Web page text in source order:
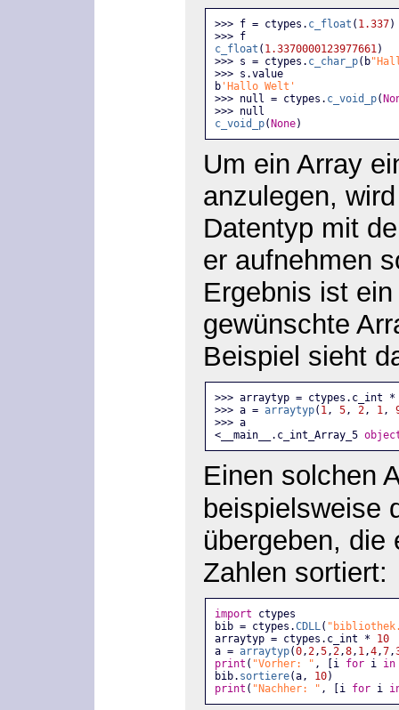
>>> f = ctypes. c_float ( 1.337
>>> f
c_float ( 1.3370000123977661)
>>> s = ctypes. c_char_p(b
>>> s.value
b 'Hallo Welt'
>>> null = ctypes. c_void_p(
>>> null
c_void_p( None)
Um ein Array
anzulegen,
Datentyp mit
er aufnehmen
Ergebnis ist
gewünschte
Beispiel sieht
>>> arraytyp = ctypes.c_int
>>> a = arraytyp( 1, 5, 2, 1,
>>> a
<__main__.c_int_Array_5
Einen solchen
beispielsweise
übergeben, die
Zahlen sortiert:
import ctypes
bib = ctypes.CDLL(
arraytyp = ctypes.c_int * 10
a = arraytyp(0,2,5,2,8, 1,4,7,
print ( "Vorher: " , [i for i in
bib. sortiere(a, 10)
print ( "Nachher: " , [i for i